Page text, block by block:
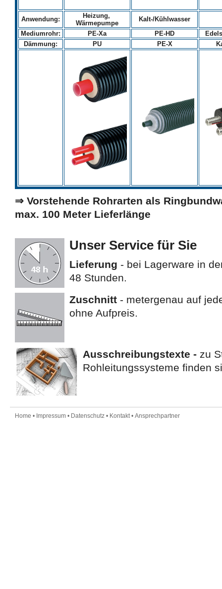
Anwendung:
Heizung,
Wärmepumpe
Kalt-/Kühlwasser
Mediumrohr:
PE-Xa PE-HD
Dämmung:
PU PE-X
⇒ Vorstehende Rohrarten als
max. 100 Meter Lieferlänge
Unser Service für Sie
Lieferung - bei Lagerware in
48 Stunden.
Zuschnitt - metergenau auf
ohne Aufpreis.
Ausschreibungstexte - zu
Rohleitungssysteme finden
Home • Impressum • Datenschutz • Kontakt• Ansprechpartner